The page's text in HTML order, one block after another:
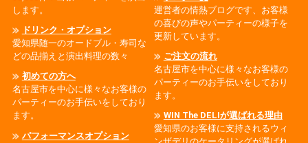
します。
ドリンク・オプション
愛知県随一のオードブル・寿司な
どの品揃えと演出料理の数々
初めての方へ
名古屋市を中心に様々なお客様の
パーティーのお手伝いをしており
ます。
パフォーマンスオプション
運営者の情熱ブログです、お客様
の喜びの声やパーティーの様子を
更新しています。
ご注文の流れ
名古屋市を中心に様々なお客様の
パーティーのお手伝いをしており
ます。
WIN The DELIが選ばれる理由
愛知県のお客様に支持されるウィ